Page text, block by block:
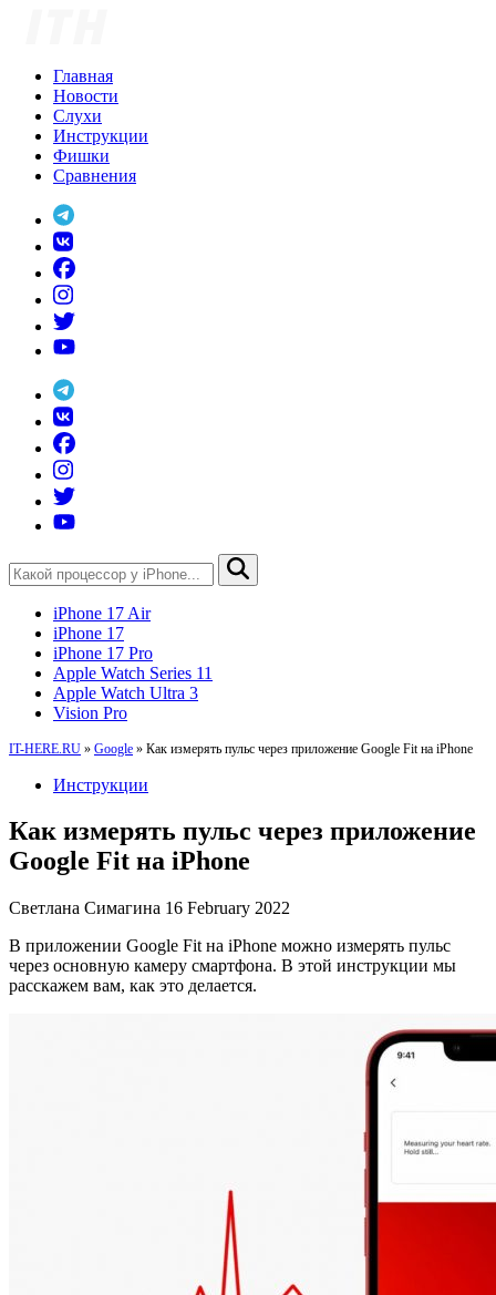
Главная
Новости
Слухи
Инструкции
Фишки
Сравнения
iPhone 17 Air
iPhone 17
iPhone 17 Pro
Apple Watch Series 11
Apple Watch Ultra 3
Vision Pro
IT-HERE.RU » Google » Как измерять пульс через приложение Google Fit на iPhone
Инструкции
Как измерять пульс через приложение
Google Fit на iPhone
Светлана Симагина 16 February 2022
В приложении Google Fit на iPhone можно измерять пульс
через основную камеру смартфона. В этой инструкции мы
расскажем вам, как это делается.